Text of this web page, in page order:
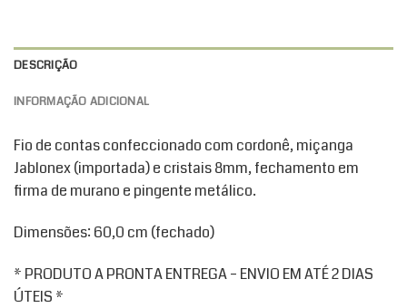
DESCRIÇÃO
INFORMAÇÃO ADICIONAL
Fio de contas confeccionado com cordonê, miçanga
Jablonex (importada) e cristais 8mm, fechamento em
firma de murano e pingente metálico.
Dimensões: 60,0 cm (fechado)
* PRODUTO A PRONTA ENTREGA – ENVIO EM ATÉ 2 DIAS
ÚTEIS *